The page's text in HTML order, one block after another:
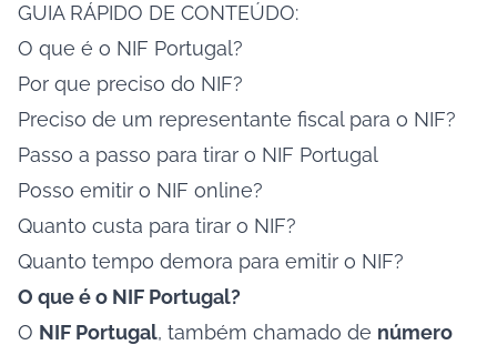
GUIA RÁPIDO DE CONTEÚDO:
O que é o NIF Portugal?
Por que preciso do NIF?
Preciso de um representante fiscal para o NIF?
Passo a passo para tirar o NIF Portugal
Posso emitir o NIF online?
Quanto custa para tirar o NIF?
Quanto tempo demora para emitir o NIF?
O que é o NIF Portugal?
O NIF Portugal, também chamado de número